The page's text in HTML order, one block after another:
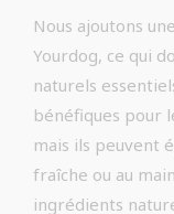
Nous ajoutons
Yourdog, ce qui
naturels
bénéfiques pour
mais ils peuvent
fraîche ou au
ingrédients